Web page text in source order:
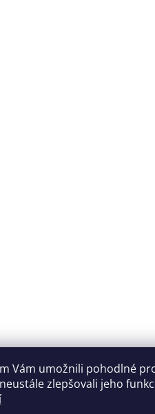
Vám umožnili pohodlné
zlepšovali jeho